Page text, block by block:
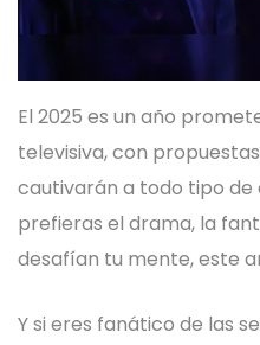
El 2025 es un año
televisiva, con
cautivarán a todo tipo de
prefieras el drama, la
desafían tu mente, este
Y si eres fanático de las